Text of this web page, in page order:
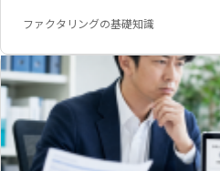
ファクタリングの基礎知識